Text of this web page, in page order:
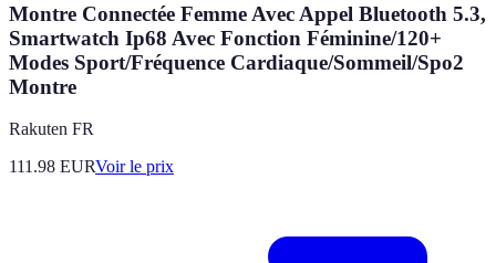
Montre Connectée Femme Avec Appel Bluetooth 5.3,
Smartwatch Ip68 Avec Fonction Féminine/120+
Modes Sport/Fréquence Cardiaque/Sommeil/Spo2
Montre
Rakuten FR
111.98 EURVoir le prix